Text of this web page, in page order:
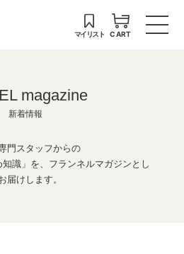
マイリスト CART
magazine
新着情報
門スタッフからの
識」を、フランネルマガジンとし
届けします。